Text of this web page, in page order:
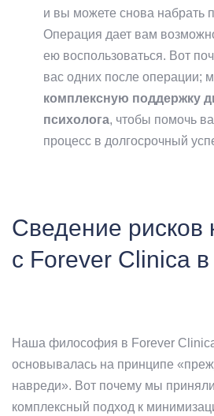
и вы можете снова набрать
Операция дает вам
ею воспользоваться. Вот
вас одних после операции;
комплексную поддержку
психолога, чтобы помочь
процесс в долгосрочный
Сведение рисков
с Forever Clinica
Наша философия в Forever
основывалась на принципе
навреди». Вот почему мы
комплексный подход к